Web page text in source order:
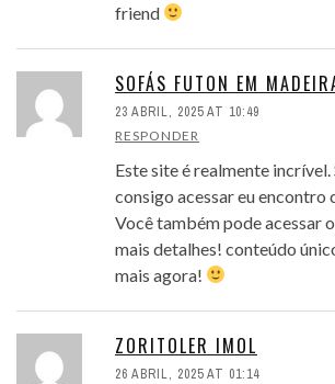
friend
SOFÁS FUTON EM
23 ABRIL, 2025 AT 10:49
RESPONDER
Este site é realmente incrível.
consigo acessar eu encontro
Você também pode acessar
mais detalhes! conteúdo
mais agora!
ZORITOLER IMOL
26 ABRIL, 2025 AT 01:14